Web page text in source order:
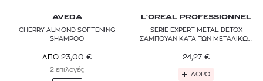
AVEDA
CHERRY ALMOND SOFTENING
SHAMPOO
ΑΠΟ 23,00 €
2 επιλογές
L'OREAL PROFESSIONNEL
SERIE EXPERT METAL DETOX
ΣΑΜΠΟΥΑΝ ΚΑΤΑ ΤΩΝ ΜΕΤΑΛΙΚΩΝ
24,27 €
ΔΩΡΟ